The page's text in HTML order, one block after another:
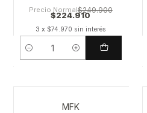
Precio Normal$249.900
$224.910
3 x $74.970 sin interés
Cantidad
MFK